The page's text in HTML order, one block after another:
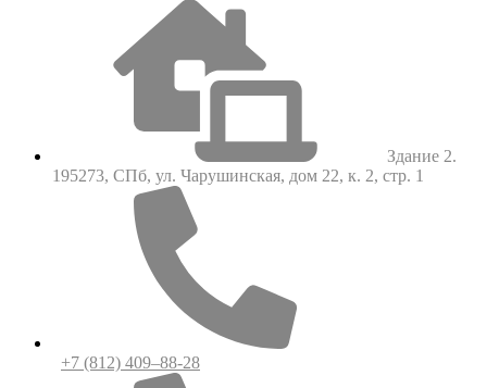
Здание 2.
195273, СПб, ул. Чарушинская, дом 22, к. 2, стр. 1
+7 (812) 409–88-28